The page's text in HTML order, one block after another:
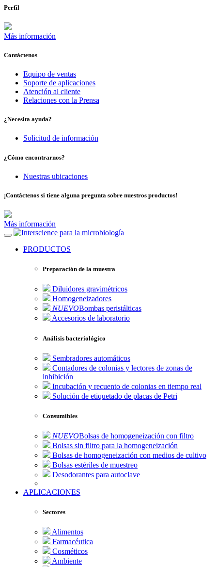
Perfil
Más información
Contáctenos
Equipo de ventas
Soporte de aplicaciones
Atención al cliente
Relaciones con la Prensa
¿Necesita ayuda?
Solicitud de información
¿Cómo encontrarnos?
Nuestras ubicaciones
¡Contáctenos si tiene alguna pregunta sobre nuestros productos!
Más información
para la microbiología
PRODUCTOS
Preparación de la muestra
Diluidores gravimétricos
Homogeneizadores
NUEVOBombas peristálticas
Accesorios de laboratorio
Análisis bacteriológico
Sembradores automáticos
Contadores de colonias y lectores de zonas de
inhibición
Incubación y recuento de colonias en tiempo real
Solución de etiquetado de placas de Petri
Consumibles
NUEVOBolsas de homogeneización con filtro
Bolsas sin filtro para la homogeneización
Bolsas de homogeneización con medios de cultivo
Bolsas estériles de muestreo
Desodorantes para autoclave
APLICACIONES
Sectores
Alimentos
Farmacéutica
Cosméticos
Ambiente